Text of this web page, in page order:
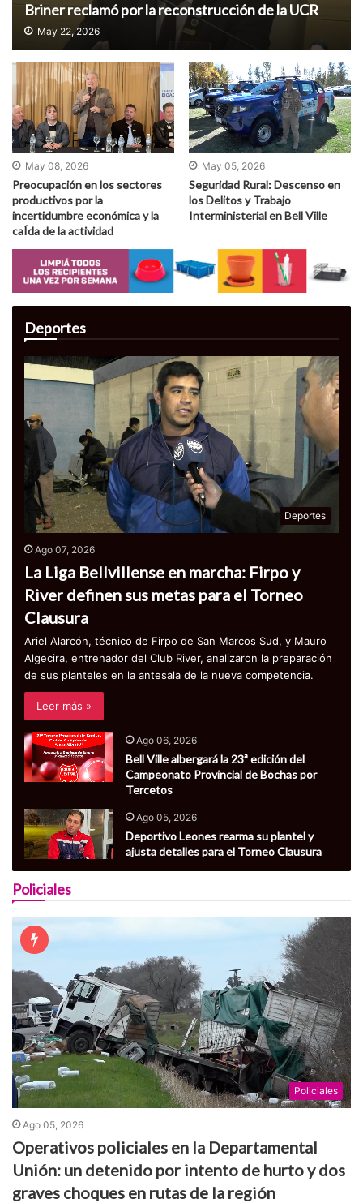
Briner reclamó por la reconstrucción de la UCR
May 22, 2026
May 08, 2026
Preocupación en los sectores
productivos por la
incertidumbre económica y la
caÍ­da de la actividad
May 05, 2026
Seguridad Rural: Descenso en
los Delitos y Trabajo
Interministerial en Bell Ville
Deportes
Deportes
Ago 07, 2026
La Liga Bellvillense en marcha: Firpo y
River definen sus metas para el Torneo
Clausura
Ariel Alarcón, técnico de Firpo de San Marcos Sud, y Mauro
Algecira, entrenador del Club River, analizaron la preparación
de sus planteles en la antesala de la nueva competencia.
Leer más »
Ago 06, 2026
Bell Ville albergará la 23ª edición del
Campeonato Provincial de Bochas por
Tercetos
Ago 05, 2026
Deportivo Leones rearma su plantel y
ajusta detalles para el Torneo Clausura
Policiales
Policiales
Ago 05, 2026
Operativos policiales en la Departamental
Unión: un detenido por intento de hurto y dos
graves choques en rutas de la región